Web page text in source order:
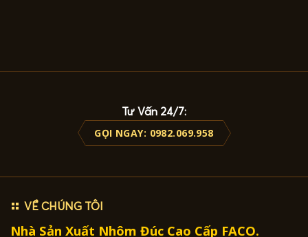
Tư Vấn 24/7:
GỌI NGAY: 0982.069.958
VỀ CHÚNG TÔI
Nhà Sản Xuất Nhôm Đúc Cao Cấp FACO.